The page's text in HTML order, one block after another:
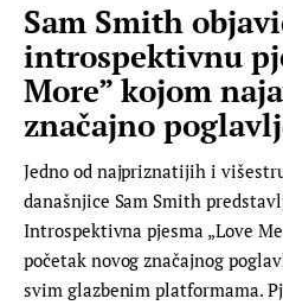
Sam Smith
introspektivnu
More” kojom
značajno
Jedno od najpriznatijih i
današnjice Sam Smith
Introspektivna pjesma „Love
početak novog značajnog
svim glazbenim platformama.